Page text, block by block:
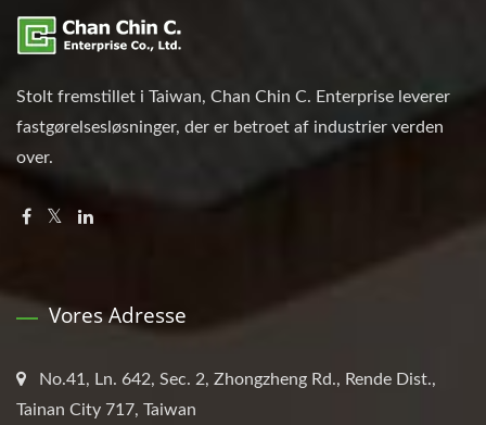
Stolt fremstillet i Taiwan, Chan Chin C. Enterprise leverer
fastgørelsesløsninger, der er betroet af industrier verden
over.
Vores Adresse
No.41, Ln. 642, Sec. 2, Zhongzheng Rd., Rende Dist.,
Tainan City 717, Taiwan